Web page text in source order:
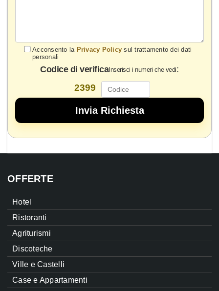
Acconsento la Privacy Policy sul trattamento dei dati
personali
Codice di verificaInserisci i numeri che vedi:
2399
OFFERTE
Hotel
Ristoranti
Agriturismi
Discoteche
Ville e Castelli
Case e Appartamenti